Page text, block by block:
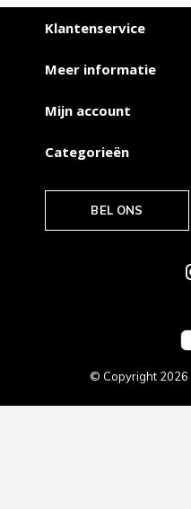
Klantenservice
Meer informatie
Mijn account
Categorieën
BEL ONS
© Copyright 2026